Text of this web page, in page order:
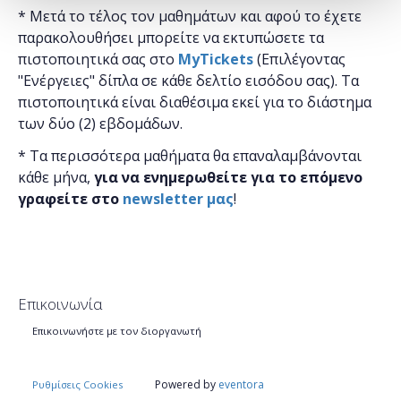
* Μετά το τέλος τον μαθημάτων και αφού το έχετε
παρακολουθήσει μπορείτε να εκτυπώσετε τα
πιστοποιητικά ​σας στο MyTickets(Επιλέγοντας
"Ενέργειες" δίπλα σε κάθε δελτίο εισόδου σας). Τα
πιστοποιητικά είναι διαθέσιμα εκεί για το διάστημα
των δύο (2) εβδομάδων.
* Τα περισσότερα μαθήματα θα επαναλαμβάνονται
κάθε μήνα, για να ενημερωθείτε για το επόμενο
γραφείτε στο newsletter μας!
Επικοινωνία
Επικοινωνήστε με τον διοργανωτή
Powered by eventora
Ρυθμίσεις Cookies